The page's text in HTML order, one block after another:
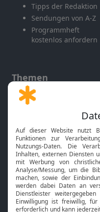
Tipps der Redaktion
Sendungen von A-Z
Programmheft
kostenlos anfordern
Themen
Gott und Bibel erklärt
Neuigkeiten
Bibel TV